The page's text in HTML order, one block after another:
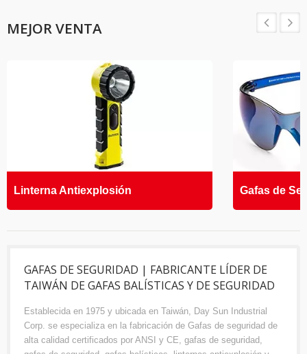
MEJOR VENTA
Linterna Antiexplosión Gafas de
GAFAS DE SEGURIDAD | FABRICANTE LÍDER DE
TAIWÁN DE GAFAS BALÍSTICAS Y DE SEGURIDAD
Establecida en 1975 y ubicada en Taiwán, Day Sun Industrial
Corp. se especializa en la fabricación de Gafas de seguridad de
alta calidad certificados por ANSI y CE, gafas de seguridad,